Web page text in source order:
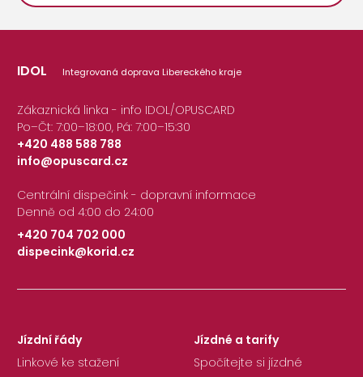
IDOL Integrovaná doprava Libereckého kraje
Zákaznická linka - info IDOL/OPUSCARD
Po–Čt: 7:00–18:00, Pá: 7:00–15:30
+420 488 588 788
|
info@opuscard.cz
Centrální dispečink - dopravní informace
Denně od 4:00 do 24:00
+420 704 702 000
|
dispecink@korid.cz
Jízdní řády
Linkové ke stažení
Jízdné a tarify
Spočítejte si jízdné